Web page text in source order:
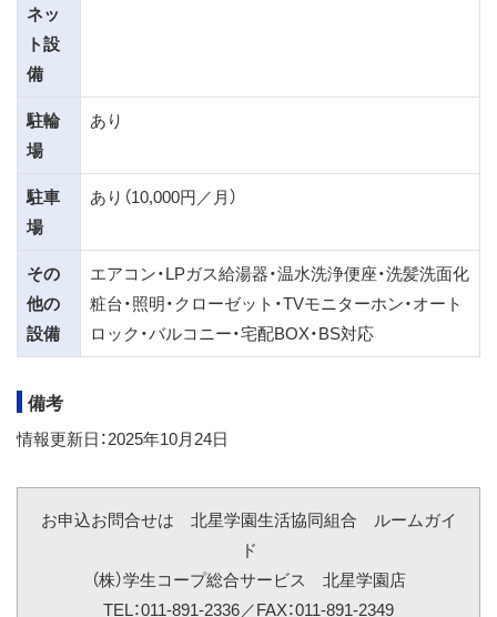
ネッ
ト設
備
駐輪
場
あり
駐車
場
あり（10,000円／月）
その
他の
設備
エアコン・LPガス給湯器・温水洗浄便座・洗髪洗面化
粧台・照明・クローゼット・TVモニターホン・オート
ロック・バルコニー・宅配BOX・BS対応
備考
情報更新日：2025年10月24日
お申込お問合せは 北星学園生活協同組合 ルームガイ
ド
（株）学生コープ総合サービス 北星学園店
TEL：011-891-2336／FAX：011-891-2349